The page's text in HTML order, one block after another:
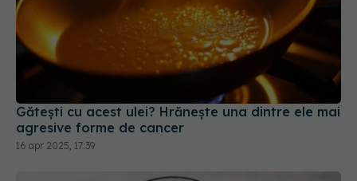
Gătești cu acest ulei? Hrănește una dintre ele mai
16 apr 2025, 17:39